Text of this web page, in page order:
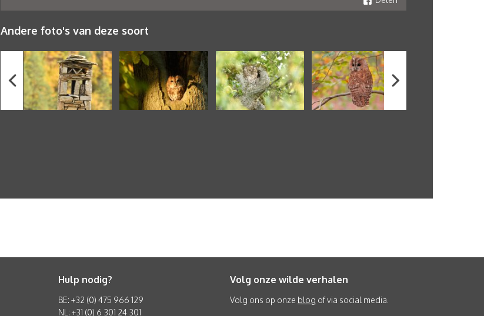
Andere foto's van deze soort
Hulp nodig?
BE: +32 (0) 475 966 129
NL: +31 (0) 6 301 24 301
Volg onze wilde verhalen
Volg ons op onze blog of via social media.